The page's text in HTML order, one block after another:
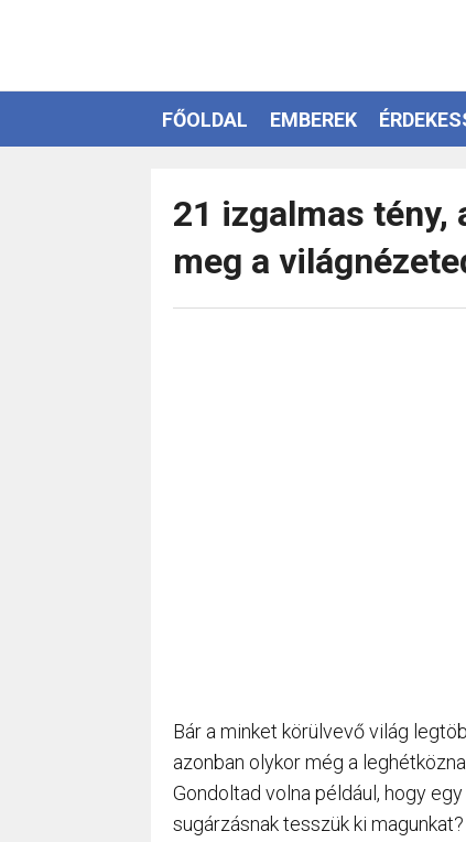
FŐOLDAL EMBEREK
21 izgalmas tény,
meg a
Bár a minket körülvevő világ
azonban olykor még a
Gondoltad volna például, hogy
sugárzásnak tesszük ki